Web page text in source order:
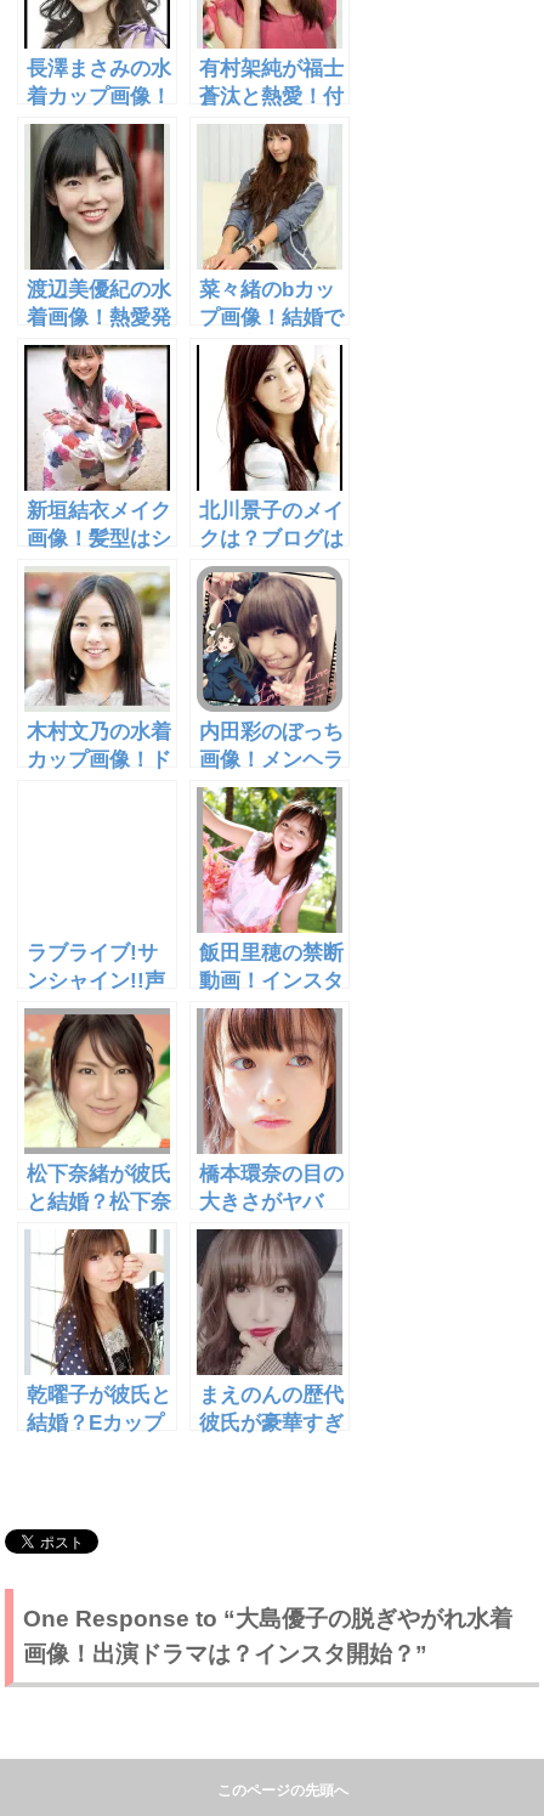
長澤まさみの水
着カップ画像！
父は何と監督だ
った！Ｊリーグ
で活躍！
有村架純が福士
蒼汰と熱愛！付
き合ってる？髪
型やメイクも話
題に！
渡辺美優紀の水
着画像！熱愛発
覚！彼氏は藤田
富？私服も可愛
いです！
菜々緒のbカッ
プ画像！結婚で
顔が変わった？
バカリズムとの
関係は？
新垣結衣メイク
画像！髪型はシ
ョート？エクス
テも？身長や私
服は？
北川景子のメイ
クは？ブログは
どこ？DAIGO
とのデート画像
あり！
木村文乃の水着
カップ画像！ド
内田彩のぼっち
画像！メンヘラ
と彼氏の噂は本
当？胸は何カッ
プ？
ラブライブ!サ
ンシャイン!!声
優まとめ(完全
版)Aqoursライ
ブ映像!
飯田里穂の禁断
動画！インスタ
画像も凄い！天
テレにも出演し
てた？
松下奈緒が彼氏
と結婚？松下奈
緒似の女優を発
見！ピアノの腕
前も神！
橋本環奈の目の
大きさがヤバ
い！大きい形は
母の遺伝か？
乾曜子が彼氏と
結婚？Eカップ
まえのんの歴代
彼氏が豪華すぎ
One Response to “大島優子の脱ぎやがれ水着
画像！出演ドラマは？インスタ開始？”
前田敦子の最新水着画像！佐藤健や大島優子との仲
このページの先頭へ